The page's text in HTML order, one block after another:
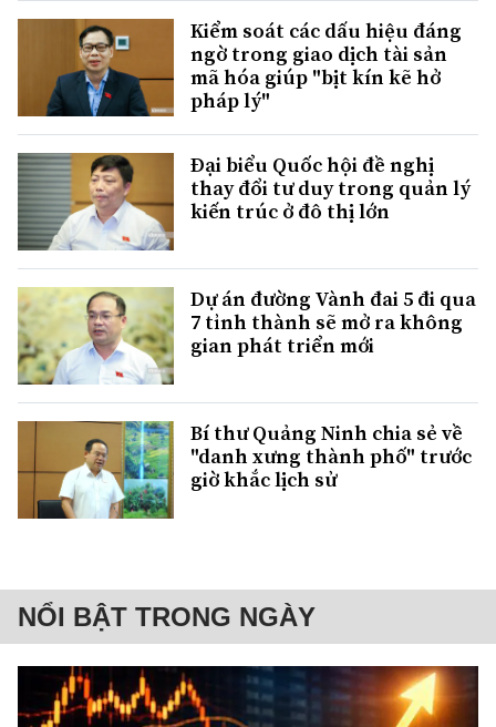
Kiểm soát các dấu hiệu đáng
ngờ trong giao dịch tài sản
mã hóa giúp "bịt kín kẽ hở
pháp lý"
Đại biểu Quốc hội đề nghị
thay đổi tư duy trong quản lý
kiến trúc ở đô thị lớn
Dự án đường Vành đai 5 đi qua
7 tỉnh thành sẽ mở ra không
gian phát triển mới
Bí thư Quảng Ninh chia sẻ về
"danh xưng thành phố" trước
giờ khắc lịch sử
NỔI BẬT TRONG NGÀY